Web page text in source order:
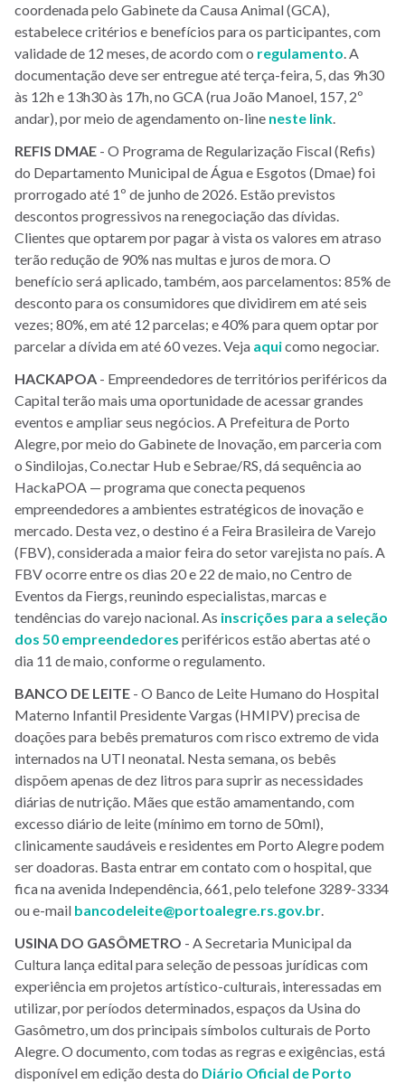
coordenada pelo Gabinete da Causa Animal (GCA),
estabelece critérios e benefícios para os participantes, com
validade de 12 meses, de acordo com o regulamento . A
documentação deve ser entregue até terça-feira, 5, das 9h30
às 12h e 13h30 às 17h, no GCA (rua João Manoel, 157, 2º
andar), por meio de agendamento on-line neste link
REFIS DMAE - O Programa de Regularização Fiscal (Refis)
do Departamento Municipal de Água e Esgotos (Dmae) foi
prorrogado até 1º de junho de 2026. Estão previstos
descontos progressivos na renegociação das dívidas.
Clientes que optarem por pagar à vista os valores em atraso
terão redução de 90% nas multas e juros de mora. O
benefício será aplicado, também, aos parcelamentos: 85% de
desconto para os consumidores que dividirem em até seis
vezes; 80%, em até 12 parcelas; e 40% para quem optar por
parcelar a dívida em até 60 vezes. Veja aquicomo negociar.
HACKAPOA - Empreendedores de territórios periféricos da
Capital terão mais uma oportunidade de acessar grandes
eventos e ampliar seus negócios. A Prefeitura de Porto
Alegre, por meio do Gabinete de Inovação, em parceria com
o Sindilojas, Co.nectar Hub e Sebrae/RS, dá sequência ao
HackaPOA — programa que conecta pequenos
empreendedores a ambientes estratégicos de inovação e
mercado. Desta vez, o destino é a Feira Brasileira de Varejo
(FBV), considerada a maior feira do setor varejista no país. A
FBV ocorre entre os dias 20 e 22 de maio, no Centro de
Eventos da Fiergs, reunindo especialistas, marcas e
tendências do varejo nacional. As inscrições para a seleção
dos 50 empreendedores periféricos estão abertas até o
dia 11 de maio, conforme o regulamento.
BANCO DE LEITE - O Banco de Leite Humano do Hospital
Materno Infantil Presidente Vargas (HMIPV) precisa de
doações para bebês prematuros com risco extremo de vida
internados na UTI neonatal. Nesta semana, os bebês
dispõem apenas de dez litros para suprir as necessidades
diárias de nutrição. Mães que estão amamentando, com
excesso diário de leite (mínimo em torno de 50ml),
clinicamente saudáveis e residentes em Porto Alegre podem
ser doadoras. Basta entrar em contato com o hospital, que
fica na avenida Independência, 661, pelo telefone 3289-3334
ou e-mail bancodeleite@portoalegre.rs.gov.br
USINA DO GASÔMETRO - A Secretaria Municipal da
Cultura lança edital para seleção de pessoas jurídicas com
experiência em projetos artístico-culturais, interessadas em
utilizar, por períodos determinados, espaços da Usina do
Gasômetro, um dos principais símbolos culturais de Porto
Alegre. O documento, com todas as regras e exigências, está
disponível em edição desta do Diário Oficial de Porto